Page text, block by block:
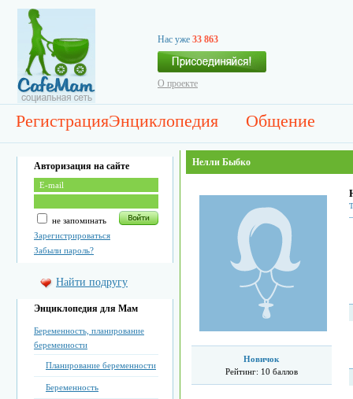
Нас уже 33 863
О проекте
РегистрацияЭнциклопедия Общение
Авторизация на сайте
не запоминать
Зарегистрироваться
Забыли пароль?
Найти подругу
Энциклопедия для Мам
Беременность, планирование
беременности
Планирование беременности
Беременность
Нелли Быбко
Новичок
Рейтинг: 10 баллов